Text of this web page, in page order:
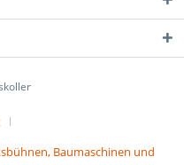
Baumaschinen und